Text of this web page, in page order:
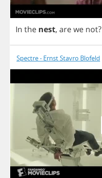
In the nest, arewe not?
Spectre - Ernst Stavro Blofeld